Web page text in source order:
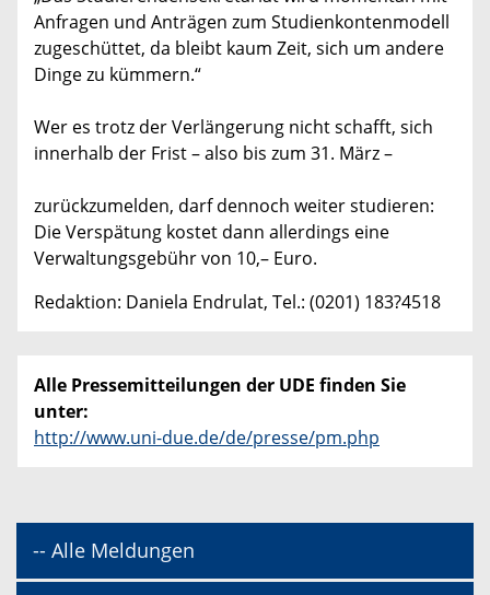
Anfragen und Anträgen zum Studienkontenmodell
zugeschüttet, da bleibt kaum Zeit, sich um andere
Dinge zu kümmern.“
Wer es trotz der Verlängerung nicht schafft, sich
innerhalb der Frist – also bis zum 31. März –
zurückzumelden, darf dennoch weiter studieren:
Die Verspätung kostet dann allerdings eine
Verwaltungsgebühr von 10,– Euro.
Redaktion: Daniela Endrulat, Tel.: (0201) 183?4518
Alle Pressemitteilungen der UDE finden Sie
unter:
http://www.uni-due.de/de/presse/pm.php
-- Alle Meldungen